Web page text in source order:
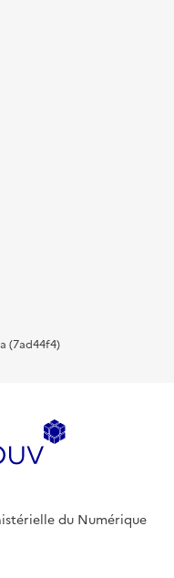
(7ad44f4)
du Numérique